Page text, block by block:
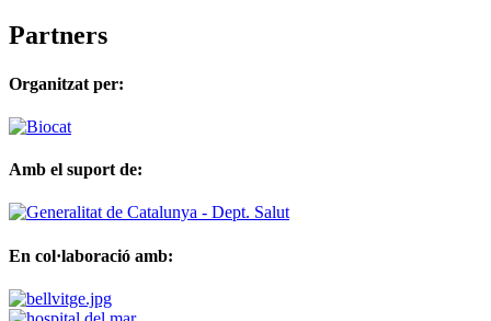
Partners
Organitzat per:
Amb el suport de:
En col·laboració amb: